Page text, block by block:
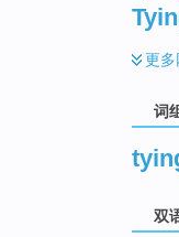
更多
词
双